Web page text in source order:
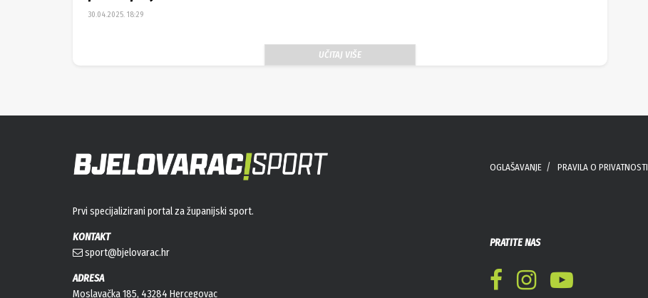
30.04.2025. 18:29
UČITAJ VIŠE
Prvi specijalizirani portal za županijski sport.
KONTAKT
sport@bjelovarac.hr
ADRESA
Moslavačka 185, 43284 Hercegovac
OGLAŠAVANJE PRAVILA O PRIVATNOSTI
PRATITE NAS